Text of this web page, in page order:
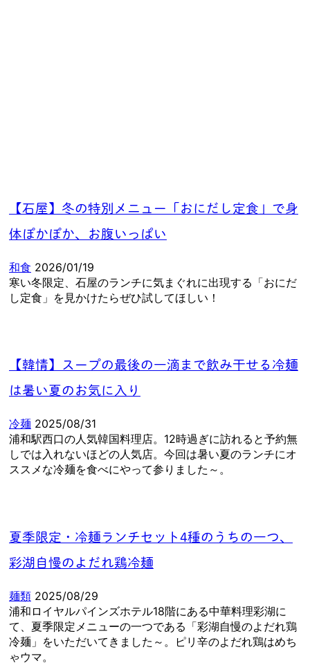
【石屋】冬の特別メニュー「おにだし定食」で身
体ぽかぽか、お腹いっぱい
和食 2026/01/19
寒い冬限定、石屋のランチに気まぐれに出現する「おにだ
し定食」を見かけたらぜひ試してほしい！
【韓情】スープの最後の一滴まで飲み干せる冷麺
は暑い夏のお気に入り
冷麺 2025/08/31
浦和駅西口の人気韓国料理店。12時過ぎに訪れると予約無
しでは入れないほどの人気店。今回は暑い夏のランチにオ
ススメな冷麺を食べにやって参りました～。
夏季限定・冷麺ランチセット4種のうちの一つ、
彩湖自慢のよだれ鶏冷麺
麺類 2025/08/29
浦和ロイヤルパインズホテル18階にある中華料理彩湖に
て、夏季限定メニューの一つである「彩湖自慢のよだれ鶏
冷麺」をいただいてきました～。ピリ辛のよだれ鶏はめち
ゃウマ。